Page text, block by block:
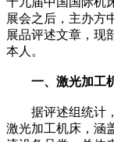
展会之后，主办方
展品评述文章，现
本人。
一、激光加工
据评述组统计，
激光加工机床，涵